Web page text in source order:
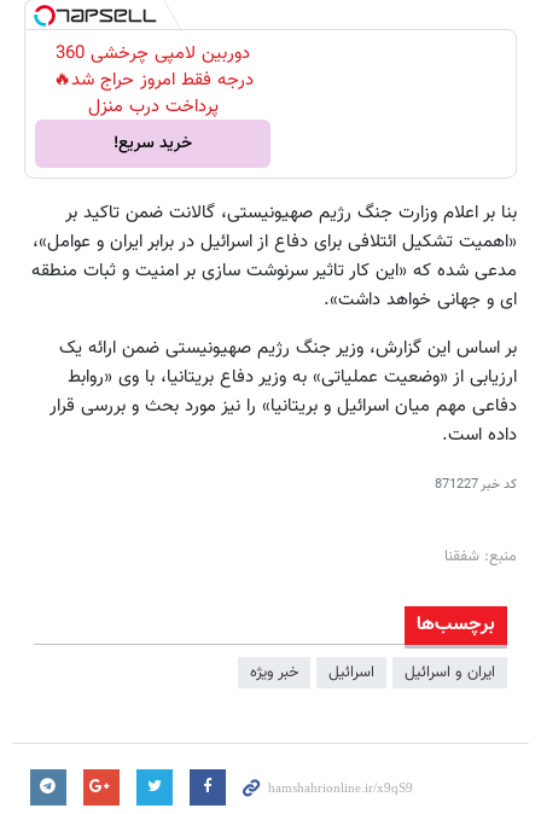
دوربین لامپی چرخشی 360
درجه فقط امروز حراج شد🔥
پرداخت درب منزل
خرید سریع!
بنا بر اعلام وزارت جنگ رژیم صهیونیستی، گالانت ضمن تاکید بر
«اهمیت تشکیل ائتلافی برای دفاع از اسرائیل در برابر ایران و عوامل»،
مدعی شده که «این کار تاثیر سرنوشت سازی بر امنیت و ثبات منطقه
ای و جهانی خواهد داشت».
بر اساس این گزارش، وزیر جنگ رژیم صهیونیستی ضمن ارائه یک
ارزیابی از «وضعیت عملیاتی» به وزیر دفاع بریتانیا، با وی «روابط
دفاعی مهم میان اسرائیل و بریتانیا» را نیز مورد بحث و بررسی قرار
داده است.
کد خبر871227
منبع: شفقنا
برچسب‌ها
ایران و اسرائیل اسرائیل خبر ویژه